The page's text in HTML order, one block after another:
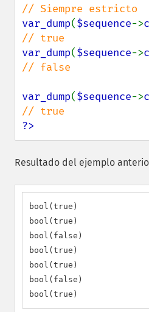
var_dump($sequence->
var_dump($sequence->
// false
var_dump($sequence->
?>
Resultado del ejemplo
bool(true)
bool(true)
bool(false)
bool(true)
bool(true)
bool(false)
bool(true)